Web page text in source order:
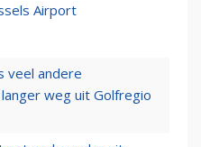
Airport
veel andere
weg uit Golfregio